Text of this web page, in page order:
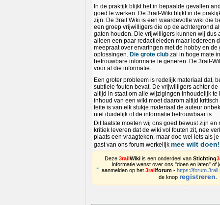
In de praktijk blijkt het in bepaalde gevallen
goed te werken. De 3rail-Wiki blijkt in de
zijn. De 3rail Wiki is een waardevolle wiki die
een groep vrijwilligers die op de achtergrond
gaten houden. Die vrijwilligers kunnen wij dus
alleen een paar redactieleden maar iedereen
meepraat over ervaringen met de hobby en de
oplossingen. Die grote clubzal in hoge mate
betrouwbare informatie te generen. De 3rail-
voor al die informatie.
Een groter probleem is redelijk materiaal dat,
subtiele fouten bevat. De vrijwilligers achter
altijd in staat om alle wijzigingen inhoudelijk te
inhoud van een wiki moet daarom altijd
feite is van elk stukje materiaal de auteur
niet duidelijk of de informatie betrouwbaar is.
Dit laatste moeten wij ons goed bewust zijn en
kritiek leveren dat de wiki vol fouten zit, nee
plaats een vraagteken, maar doe wel iets als
gast van ons forum werkelijk mee wilt doen!
Deze 3railWikiis een onderdeel van Stichting
informatie wenst over ons "doen en laten" of
aanmelden op het3railforum -https://
de knop registreren
-